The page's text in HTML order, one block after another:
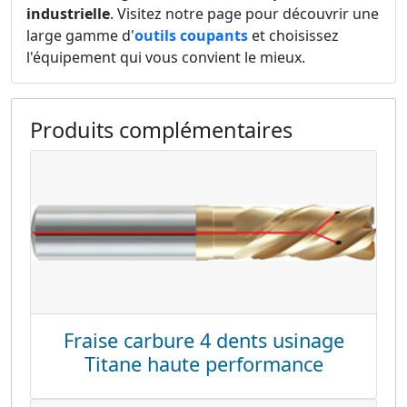
industrielle. Visitez notre page pour découvrir une
large gamme d'outils coupants et choisissez
l'équipement qui vous convient le mieux.
Produits complémentaires
Fraise carbure 4 dents usinage
Titane haute performance